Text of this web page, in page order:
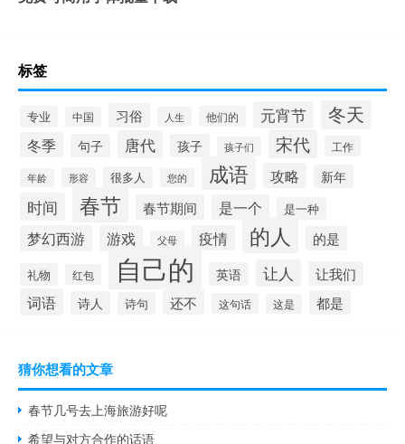
标签
专业 中国 习俗 人生 他们的 元宵节 冬天
冬季 句子 唐代 孩子 孩子们 宋代 工作
年龄 形容 很多人 您的 成语 攻略 新年
时间 春节 春节期间 是一个 是一种
梦幻西游 游戏 父母 疫情 的人 的是
礼物 红包 自己的 英语 让人 让我们
词语 诗人 诗句 还不 这句话 这是 都是
猜你想看的文章
春节几号去上海旅游好呢
希望与对方合作的话语